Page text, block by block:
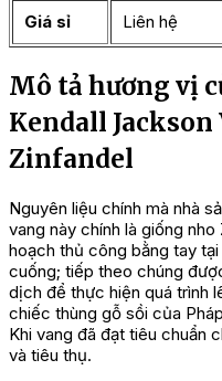
Giá sỉ Liên hệ
Mô tả hương vị
Kendall Jackson
Zinfandel
Nguyên liệu chính mà nhà
vang này chính là giống
hoạch thủ công bằng tay
cuống; tiếp theo chúng
dịch để thực hiện quá trình
chiếc thùng gỗ sồi của
Khi vang đã đạt tiêu chuẩn
và tiêu thụ.